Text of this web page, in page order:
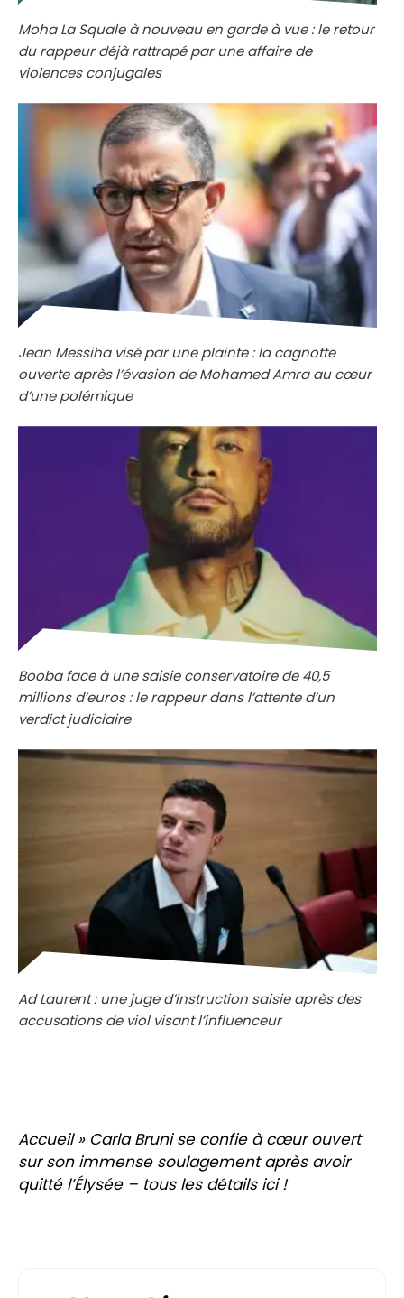
Moha La Squale à nouveau en garde à vue : le retour
du rappeur déjà rattrapé par une affaire de
violences conjugales
Jean Messiha visé par une plainte : la cagnotte
ouverte après l’évasion de Mohamed Amra au cœur
d’une polémique
Booba face à une saisie conservatoire de 40,5
millions d’euros : le rappeur dans l’attente d’un
verdict judiciaire
Ad Laurent : une juge d’instruction saisie après des
accusations de viol visant l’influenceur
Accueil» Carla Bruni se confie à cœur ouvert
sur son immense soulagement après avoir
quitté l’Élysée – tous les détails ici !